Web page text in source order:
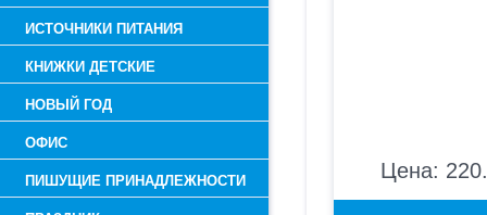
ИСТОЧНИКИ ПИТАНИЯ
КНИЖКИ ДЕТСКИЕ
НОВЫЙ ГОД
ОФИС
ПИШУЩИЕ ПРИНАДЛЕЖНОСТИ Цена: